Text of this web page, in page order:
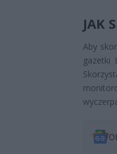
JAK
Aby
gazetki